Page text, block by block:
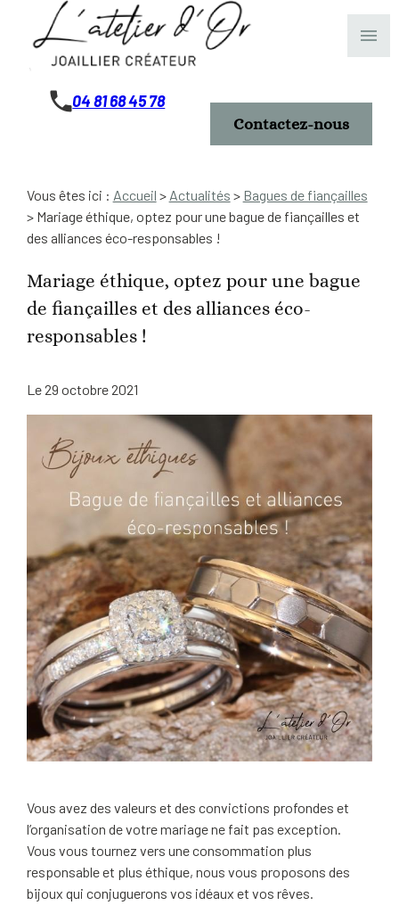
menu
04 81 68 45 78
Contactez-nous
Vous êtes ici : Accueil > Actualités > Bagues de fiançailles
> Mariage éthique, optez pour une bague de fiançailles et
des alliances éco-responsables !
Mariage éthique, optez pour une bague
de fiançailles et des alliances éco-
responsables !
Le 29 octobre 2021
Vous avez des valeurs et des convictions profondes et
l’organisation de votre mariage ne fait pas exception.
Vous vous tournez vers une consommation plus
responsable et plus éthique, nous vous proposons des
bijoux qui conjuguerons vos idéaux et vos rêves.
Panneau de gestion des cookies